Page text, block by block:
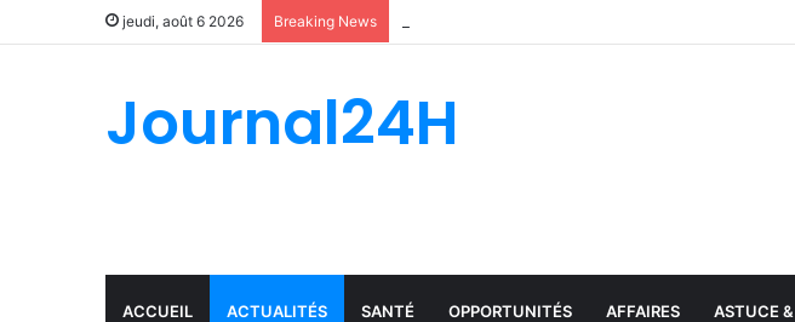
jeudi, août 6 2026 Breaking News
Journal24H
ACCUEIL ACTUALITÉS SANTÉ OPPORTUNITÉS AFFAIRES ASTUCE